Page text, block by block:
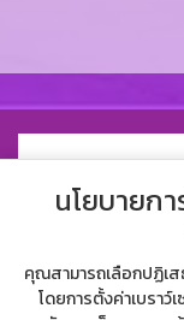
นโยบายก
คุณสามารถเลือกปฏิเ
โดยการตั้งค่าเบรา